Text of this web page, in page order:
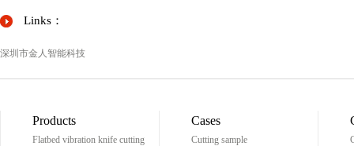
Links：
深圳市金人智能科技
Products
Flatbed vibration knife cutting
Cases
Cutting sample